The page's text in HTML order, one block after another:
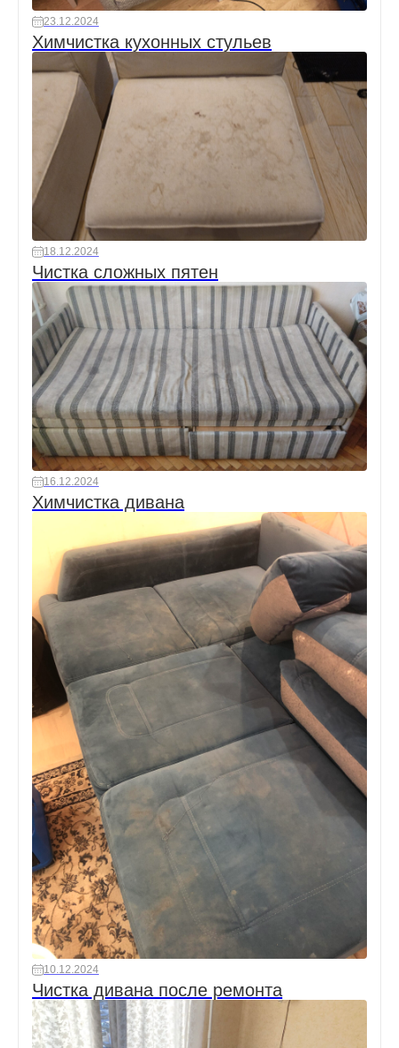
23.12.2024
Химчистка кухонных стульев
18.12.2024
Чистка сложных пятен
16.12.2024
Химчистка дивана
10.12.2024
Чистка дивана после ремонта